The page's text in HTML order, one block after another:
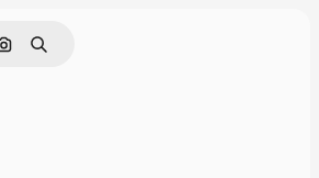
Pesquisar por imagem
Buscar